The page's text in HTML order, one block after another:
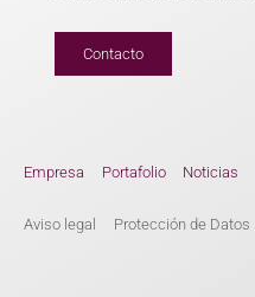
Contacto
Empresa Portafolio Noticias
Aviso legal Protección de Datos